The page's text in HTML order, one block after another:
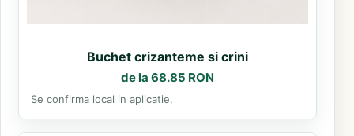
Buchet crizanteme si crini
de la 68.85 RON
Se confirma local in aplicatie.